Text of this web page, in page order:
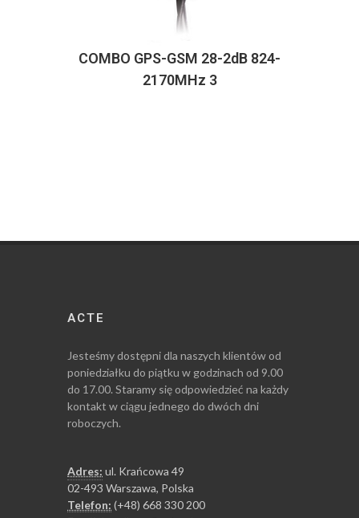
COMBO GPS-GSM 28-2dB 824-
2170MHz 3
ACTE
Jesteśmy dostępni dla naszych klientów od
poniedziałku do piątku w godzinach od 9.00
do 17.00. Staramy się odpowiedzieć na każdy
kontakt w ciągu jednego do dwóch dni
roboczych.
Adres: ul. Krańcowa 49
02-493 Warszawa, Polska
Telefon: (+48) 668 330 200